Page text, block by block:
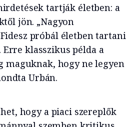
tartják életben: a
jön. „Nagyon
próbál életben tartani
klasszikus példa a
maguknak, hogy ne legyen
Urbán.
hogy a piaci szereplők